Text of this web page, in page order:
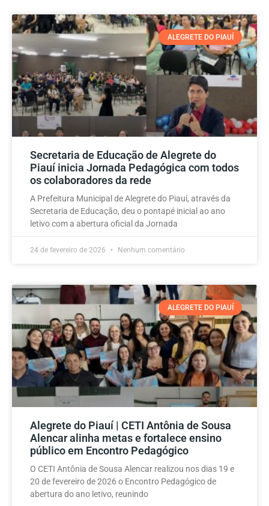
ALEGRETE DO PIAUÍ
Secretaria de Educação de Alegrete do
Piauí inicia Jornada Pedagógica com todos
os colaboradores da rede
A Prefeitura Municipal de Alegrete do Piauí, através da
Secretaria de Educação, deu o pontapé inicial ao ano
letivo com a abertura oficial da Jornada
24 de fevereiro de 2026 Nenhum comentário
ALEGRETE DO PIAUÍ
Alegrete do Piauí | CETI Antônia de Sousa
Alencar alinha metas e fortalece ensino
público em Encontro Pedagógico
O CETI Antônia de Sousa Alencar realizou nos dias 19 e
20 de fevereiro de 2026 o Encontro Pedagógico de
abertura do ano letivo, reunindo